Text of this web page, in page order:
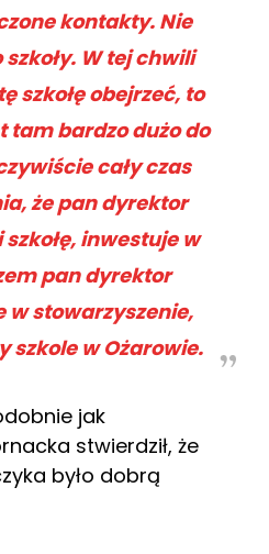
kontakty. Nie
W tej chwili
szkołę obejrzeć, to
tam bardzo dużo do
cały czas
że pan dyrektor
inwestuje w
pan dyrektor
w stowarzyszenie,
szkole w Ożarowie.
jak
stwierdził, że
było dobrą